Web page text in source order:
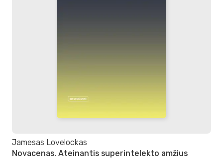
Jamesas Lovelockas
Novacenas. Ateinantis superintelekto amžius